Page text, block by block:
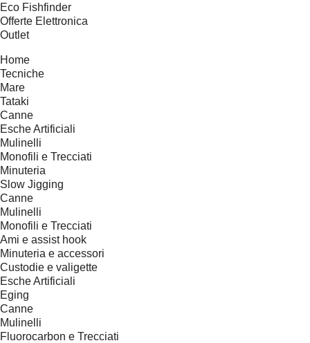
Eco Fishfinder
Offerte Elettronica
Outlet
Home
Tecniche
Mare
Tataki
Canne
Esche Artificiali
Mulinelli
Monofili e Trecciati
Minuteria
Slow Jigging
Canne
Mulinelli
Monofili e Trecciati
Ami e assist hook
Minuteria e accessori
Custodie e valigette
Esche Artificiali
Eging
Canne
Mulinelli
Fluorocarbon e Trecciati